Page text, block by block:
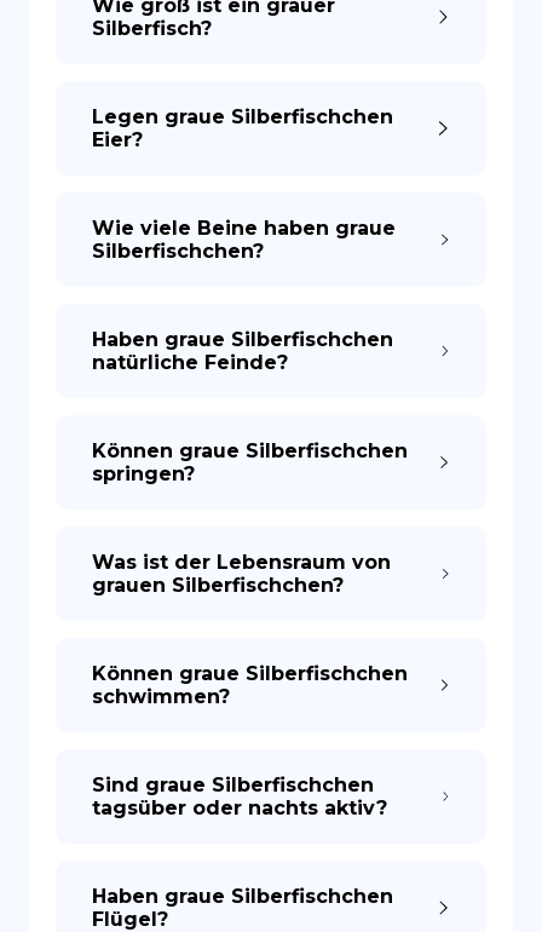
Wie groß ist ein grauer
Silberfisch?
Legen graue Silberfischchen
Eier?
Wie viele Beine haben graue
Silberfischchen?
Haben graue Silberfischchen
natürliche Feinde?
Können graue Silberfischchen
springen?
Was ist der Lebensraum von
grauen Silberfischchen?
Können graue Silberfischchen
schwimmen?
Sind graue Silberfischchen
tagsüber oder nachts aktiv?
Haben graue Silberfischchen
Flügel?